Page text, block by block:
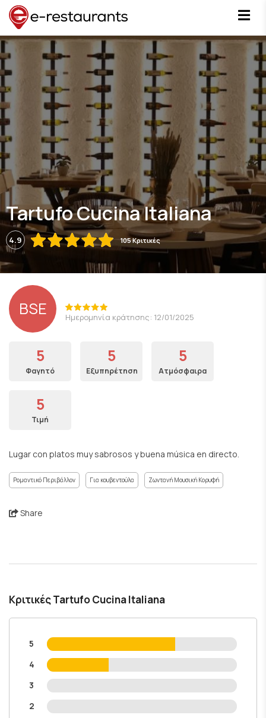
Tartufo Cucina Italiana
4.9 105 Κριτικές
BSE Ημερομηνία κράτησης: 12/01/2025
5
Φαγητό
5
Εξυπηρέτηση
5
Ατμόσφαιρα
5
Τιμή
Lugar con platos muy sabrosos y buena música en directo.
Ρομαντικό Περιβάλλον Για κουβεντούλα Ζωντανή Μουσική Κορυφή
Share
Κριτικές Tartufo Cucina Italiana
5
4
3
2